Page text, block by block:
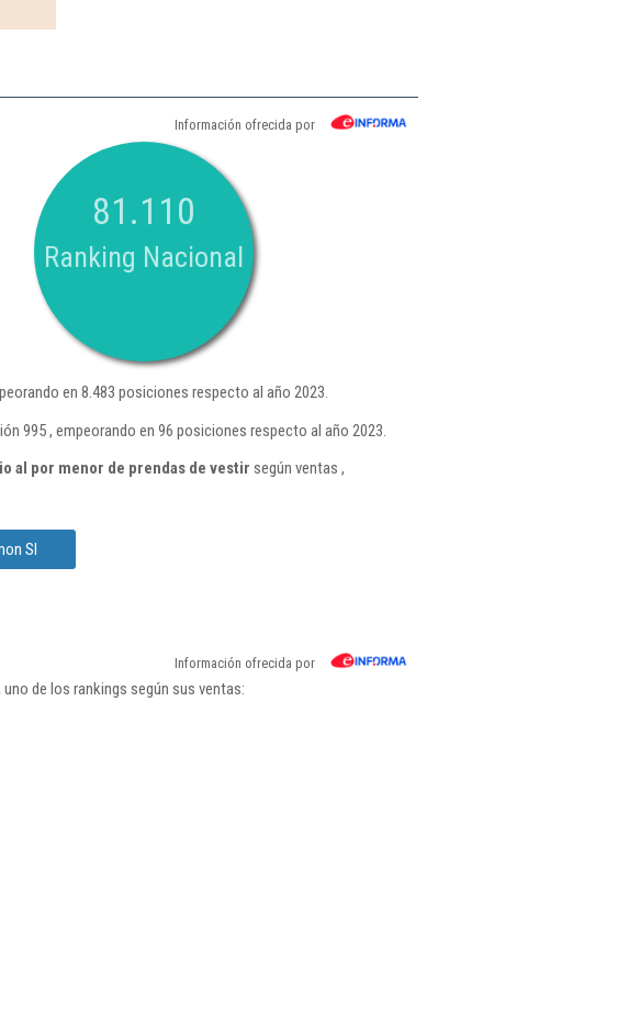
Información ofrecida por
81.110
Ranking Nacional
en 8.483 posiciones respecto al año 2023.
995 , empeorando en 96 posiciones respecto al año 2023.
al por menor de prendas de vestir según ventas ,
Sl
Información ofrecida por
de los rankings según sus ventas: